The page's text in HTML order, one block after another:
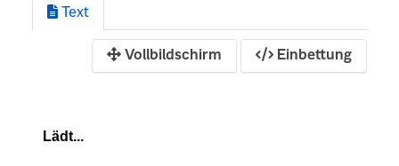
Text
Vollbildschirm Einbettung